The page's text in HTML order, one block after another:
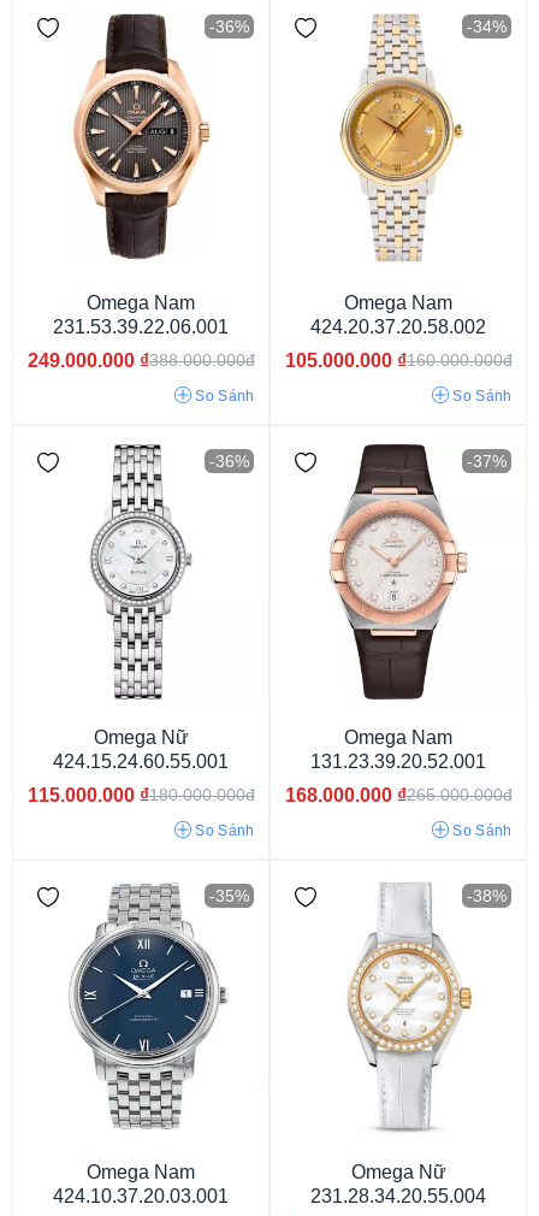
50 tiếng 60 tiếng 48 tiếng
Dây màu xanh
Dây màu vàng
Dây màu trắng
Dây màu đen
Dây nâu đậm
-36%
Omega Nam
231.53.39.22.06.001
249.000.000 ₫388.000.000đ
So Sánh
-34%
Omega Nam
424.20.37.20.58.002
105.000.000 ₫160.000.000đ
So Sánh
-36%
Omega Nữ
424.15.24.60.55.001
115.000.000 ₫180.000.000đ
So Sánh
-37%
Omega Nam
131.23.39.20.52.001
168.000.000 ₫265.000.000đ
So Sánh
-35%
Omega Nam
424.10.37.20.03.001
-38%
Omega Nữ
231.28.34.20.55.004